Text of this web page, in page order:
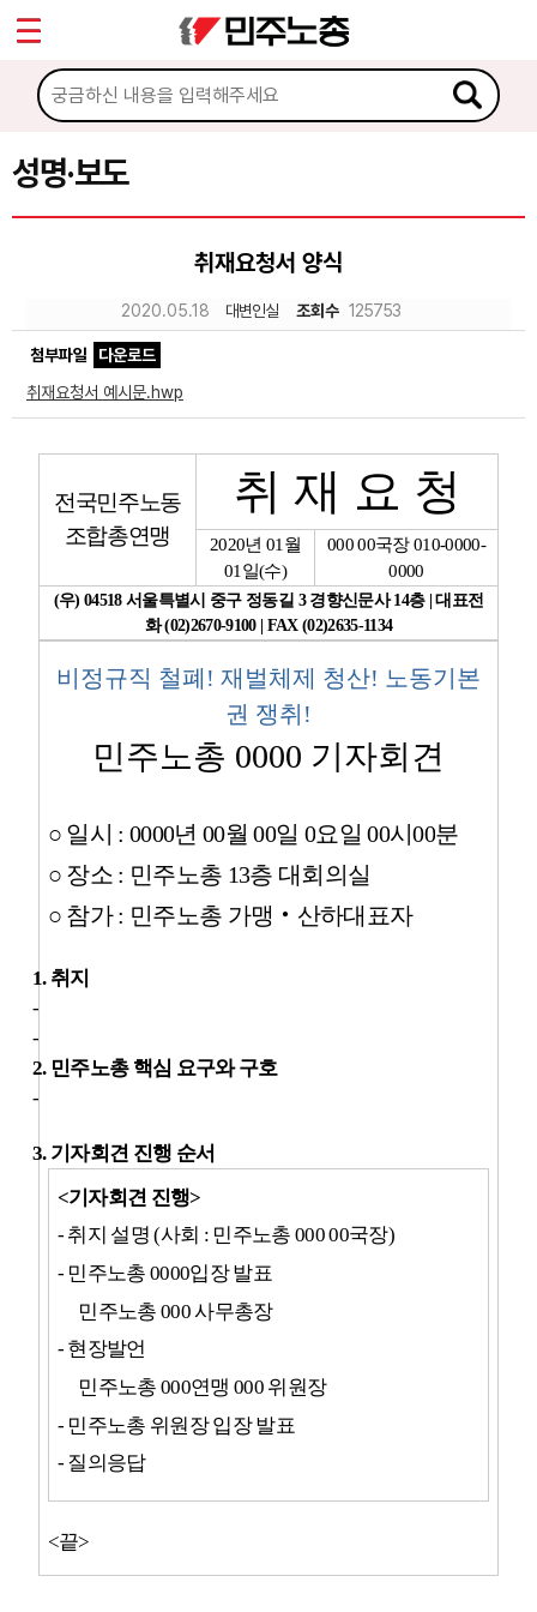
성명·보도
취재요청서 양식
2020.05.18 대변인실 조회수 125753
첨부파일
다운로드
취재요청서 예시문.hwp
전국민주노동
조합총연맹
취 재 요 청
2020년 01 월
01 일(수)
000 00국장010-0000-
0000
(우) 04518서울특별시 중구 정동길 3 경향신문사14층 |대표전
화(02)2670-9100 | FAX (02)2635-1134
비정규직 철폐 ! 재벌체제 청산! 노동기본
권 쟁취 !
민주노총 0000 기자회견
○ 일시 : 0000년00월00일 0요일00시00분
○ 장소 : 민주노총 13층 대회의실
○ 참가: 민주노총 가맹 ‧ 산하대표자
1. 취지
-
-
2. 민주노총 핵심 요구와 구호
-
3. 기자회견 진행 순서
<기자회견 진행>
- 취지 설명(사회 : 민주노총 000 00국장)
- 민주노총 0000입장 발표
민주노총 000사무총장
- 현장발언
민주노총 000연맹 000 위원장
- 민주노총 위원장 입장 발표
- 질의응답
<끝>
마이페이지
소개
소식
공지사항
노동상담
자료
부설기관
업무
Sketchbook5, 스케치북5
Sketchbook5, 스케치북5